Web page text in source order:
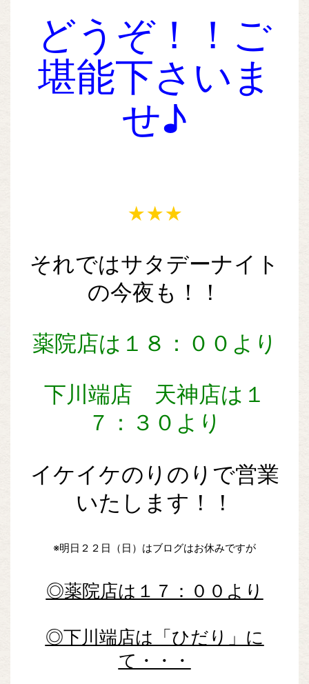
どうぞ！！ご
堪能下さいま
せ♪
★★★
それではサタデーナイト
の今夜も！！
薬院店は１８：００より
下川端店 天神店は１
７：３０より
イケイケのりのりで営業
いたします！！
※明日２２日（日）はブログはお休みですが
◎薬院店は１７：００より
◎下川端店は「ひだり」に
て・・・